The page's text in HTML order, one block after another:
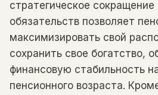
стратегическое сокращение
обязательств позволяет
максимизировать свой
сохранить свое богатство,
финансовую стабильность
пенсионного возраста.